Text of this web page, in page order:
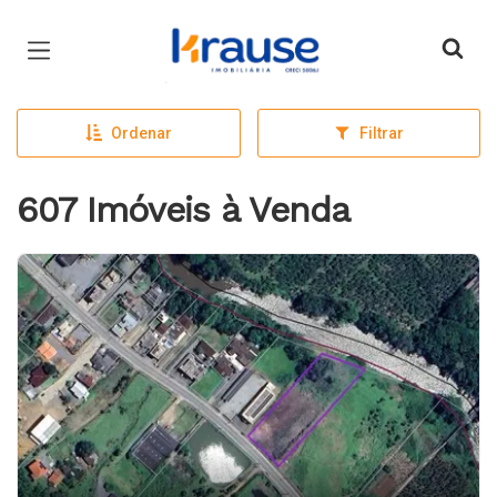
Página inicial
Ordenar Filtrar
607 Imóveis à Venda